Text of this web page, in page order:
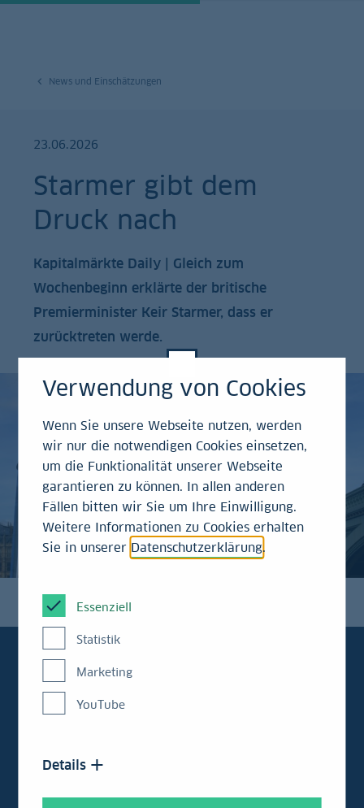
News und Einschätzungen
23.06.2026
Starmer gibt dem
Druck nach
Kapitalmärkte Daily | Gleich zum
Wochenbeginn erklärte der britische
Premierminister Keir Starmer, dass er
zurücktreten werde.
Immer aktuell
Kapitalmärkte Daily
Verwendung von Cookies
Wenn Sie unsere Webseite nutzen, werden
wir nur die notwendigen Cookies einsetzen,
um die Funktionalität unserer Webseite
garantieren zu können. In allen anderen
Fällen bitten wir Sie um Ihre Einwilligung.
Weitere Informationen zu Cookies erhalten
Sie in unserer Datenschutzerklärung.
Essenziell
Statistik
Marketing
YouTube
Details